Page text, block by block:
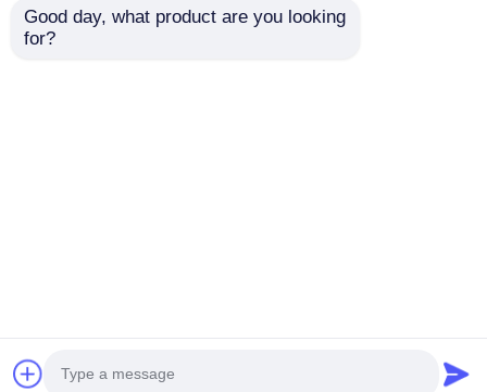
Fengsheng Performance Equipment Co., Ltd. All
Good day, what product are you looking
for?